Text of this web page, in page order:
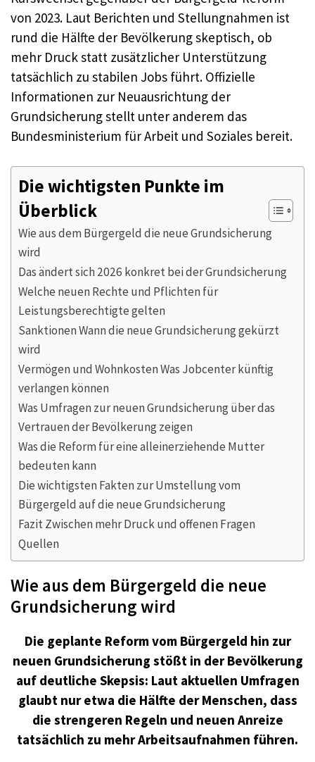
von 2023. Laut Berichten und Stellungnahmen ist
rund die Hälfte der Bevölkerung skeptisch, ob
mehr Druck statt zusätzlicher Unterstützung
tatsächlich zu stabilen Jobs führt. Offizielle
Informationen zur Neuausrichtung der
Grundsicherung stellt unter anderem das
Bundesministerium für Arbeit und Soziales bereit.
Die wichtigsten Punkte im
Überblick
Wie aus dem Bürgergeld die neue Grundsicherung
wird
Das ändert sich 2026 konkret bei der Grundsicherung
Welche neuen Rechte und Pflichten für
Leistungsberechtigte gelten
Sanktionen Wann die neue Grundsicherung gekürzt
wird
Vermögen und Wohnkosten Was Jobcenter künftig
verlangen können
Was Umfragen zur neuen Grundsicherung über das
Vertrauen der Bevölkerung zeigen
Was die Reform für eine alleinerziehende Mutter
bedeuten kann
Die wichtigsten Fakten zur Umstellung vom
Bürgergeld auf die neue Grundsicherung
Fazit Zwischen mehr Druck und offenen Fragen
Quellen
Wie aus dem Bürgergeld die neue
Grundsicherung wird
Die geplante Reform vom Bürgergeld hin zur
neuen Grundsicherung stößt in der Bevölkerung
auf deutliche Skepsis: Laut aktuellen Umfragen
glaubt nur etwa die Hälfte der Menschen, dass
die strengeren Regeln und neuen Anreize
tatsächlich zu mehr Arbeitsaufnahmen führen.